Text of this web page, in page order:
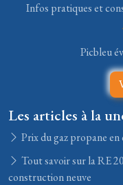
Infos pratiques et
Picbleu
Les articles à la
Prix du gaz propane
Tout savoir sur la RE
construction neuve